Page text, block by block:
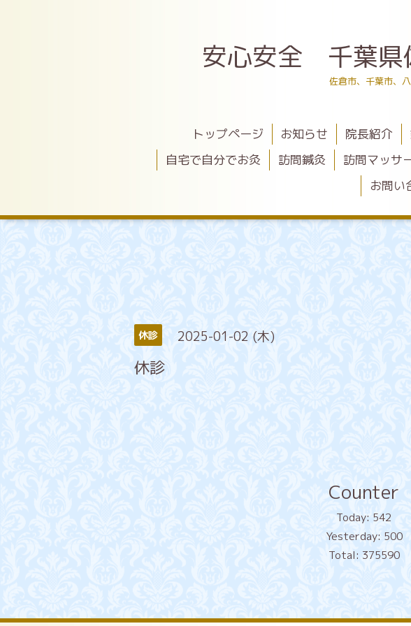
安心安全 千葉県
佐倉市、千葉市、
トップページ お知らせ 院長紹介
自宅で自分でお灸
訪問鍼灸 訪問マッサ
お問い
休診 2025-01-02 (木)
休診
Counter
Today: 542
Yesterday: 500
Total: 375590